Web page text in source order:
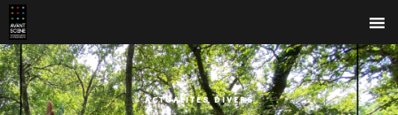
ACTUALITÉS DIVERS